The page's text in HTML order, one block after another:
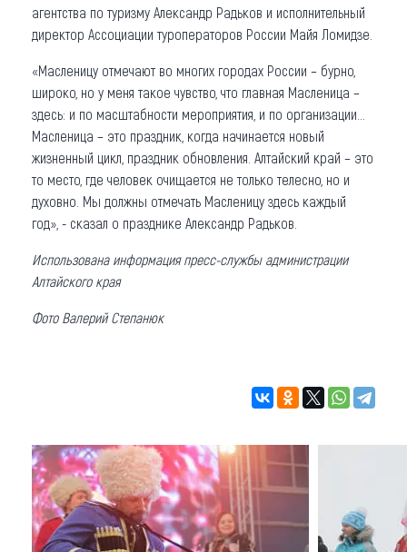
агентства по туризму Александр Радьков и исполнительный
директор Ассоциации туроператоров России Майя Ломидзе.
«Масленицу отмечают во многих городах России – бурно,
широко, но у меня такое чувство, что главная Масленица –
здесь: и по масштабности мероприятия, и по организации…
Масленица – это праздник, когда начинается новый
жизненный цикл, праздник обновления. Алтайский край – это
то место, где человек очищается не только телесно, но и
духовно. Мы должны отмечать Масленицу здесь каждый
год», - сказал о празднике Александр Радьков.
Использована информация пресс-службы администрации
Алтайского края
Фото Валерий Степанюк